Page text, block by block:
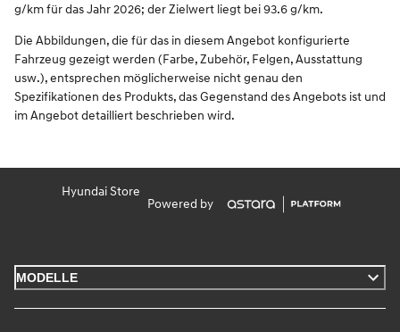
g/km für das Jahr 2026; der Zielwert liegt bei 93.6 g/km.
Die Abbildungen, die für das in diesem Angebot konfigurierte
Fahrzeug gezeigt werden (Farbe, Zubehör, Felgen, Ausstattung
usw.), entsprechen möglicherweise nicht genau den
Spezifikationen des Produkts, das Gegenstand des Angebots ist und
im Angebot detailliert beschrieben wird.
Hyundai Store
Powered by
MODELLE